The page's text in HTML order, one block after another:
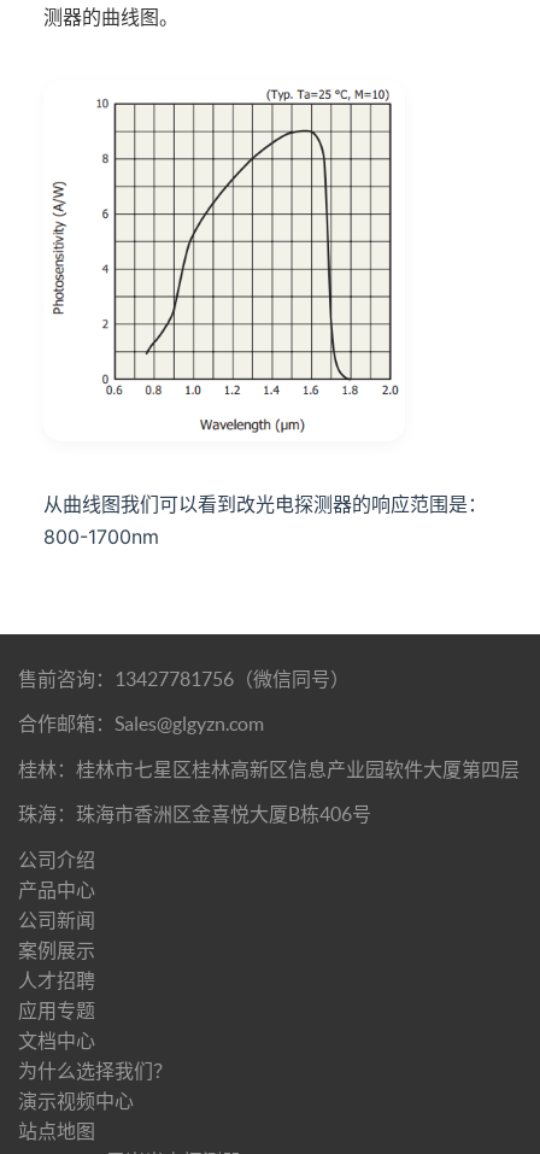
测器的曲线图。
从曲线图我们可以看到改光电探测器的响应范围是：
800-1700nm
售前咨询：13427781756（微信同号）
合作邮箱：Sales@glgyzn.com
桂林：桂林市七星区桂林高新区信息产业园软件大厦第四层
珠海：珠海市香洲区金喜悦大厦B栋406号
公司介绍
产品中心
公司新闻
案例展示
人才招聘
应用专题
文档中心
为什么选择我们？
演示视频中心
站点地图